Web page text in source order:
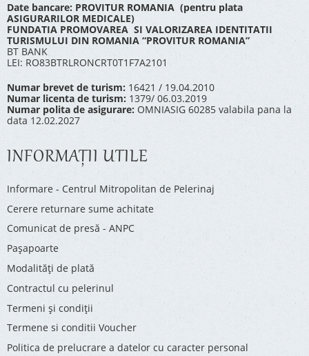
Date bancare: PROVITUR ROMANIA (pentru plata
ASIGURARILOR MEDICALE)
FUNDATIA PROMOVAREA SI VALORIZAREA IDENTITATII
TURISMULUI DIN ROMANIA “PROVITUR ROMANIA”
BT BANK
LEI: RO83BTRLRONCRT0T1F7A2101
Numar brevet de turism: 16421 / 19.04.2010
Numar licenta de turism: 1379/ 06.03.2019
Numar polita de asigurare: OMNIASIG 60285 valabila pana la
data 12.02.2027
INFORMAŢII UTILE
Informare - Centrul Mitropolitan de Pelerinaj
Cerere returnare sume achitate
Comunicat de presă - ANPC
Pașapoarte
Modalități de plată
Contractul cu pelerinul
Termeni și condiții
Termene si conditii Voucher
Politica de prelucrare a datelor cu caracter personal